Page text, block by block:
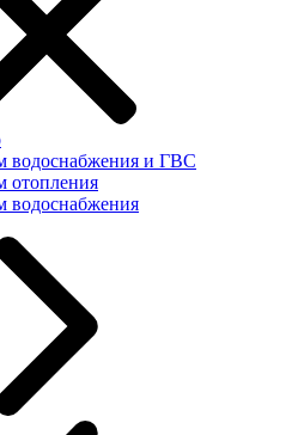
водоснабжения и ГВС
отопления
водоснабжения